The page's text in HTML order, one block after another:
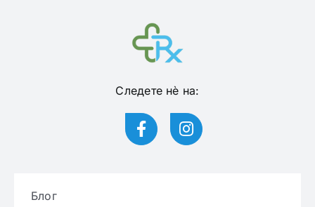
Следете нѐ на:
Блог